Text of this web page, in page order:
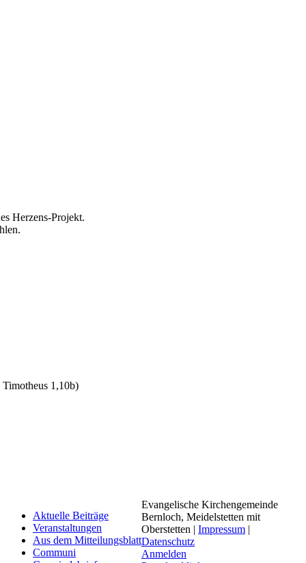
Herzens-Projekt.
Timotheus 1,10b)
Aktuelle Beiträge
Veranstaltungen
Aus dem Mitteilungsblatt
Communi
Evangelische Kirchengemeinde
Bernloch, Meidelstetten mit
Oberstetten | Impressum |
Datenschutz
Anmelden